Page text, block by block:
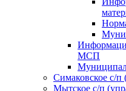
МСП
Симаковское с/п
Мытское с/п